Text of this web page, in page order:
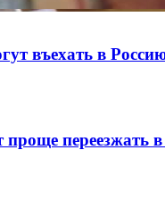
въехать в
проще переезжать